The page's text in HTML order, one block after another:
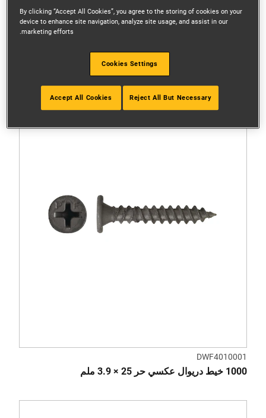
DWF4010001
1000 خيط دريوال عكسي حر 25 × 3.9 ملم
By clicking “Accept All Cookies”, you agree to the storing of cookies on your
device to enhance site navigation, analyze site usage, and assist in our
marketing efforts.
Cookies Settings
Reject All But Necessary
Accept All Cookies